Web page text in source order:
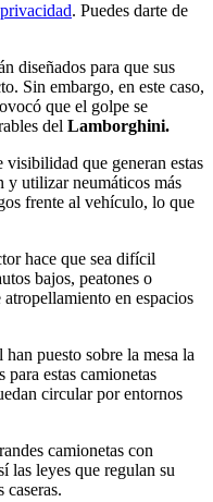
. Puedes darte de
diseñados para que sus
Sin embargo, en este caso,
que el golpe se
del Lamborghini.
que generan estas
y utilizar neumáticos más
frente al vehículo, lo que
hace que sea difícil
bajos, peatones o
en espacios
puesto sobre la mesa la
estas camionetas
circular por entornos
camionetas con
las leyes que regulan su